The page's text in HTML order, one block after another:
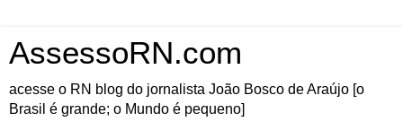
AssessoRN.com
acesse o RN blog do jornalista João Bosco de Araújo [o
Brasil é grande; o Mundo é pequeno]